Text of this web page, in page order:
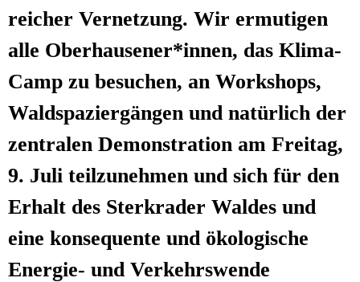
rei­cher Ver­net­zung. Wir ermu­ti­gen
alle Oberhausener*innen, das Kli­ma-
Camp zu besu­chen, an Work­shops,
Wald­spa­zier­gän­gen und natür­lich der
zen­tra­len Demons­tra­ti­on am Frei­tag,
9. Juli teil­zu­neh­men und sich für den
Erhalt des Ster­k­ra­der Wal­des und
eine kon­se­quen­te und öko­lo­gi­sche
Ener­gie- und Ver­kehrs­wen­de